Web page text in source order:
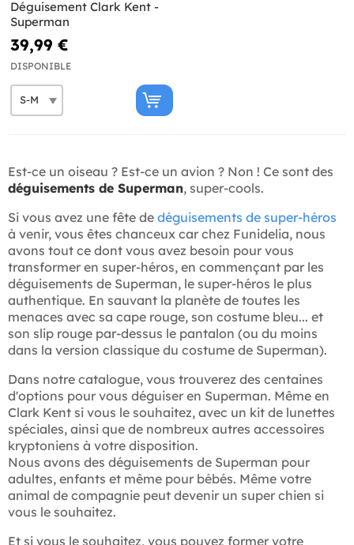
Déguisement Clark Kent -
Superman
39,99 €
DISPONIBLE
Est-ce un oiseau ? Est-ce un avion ? Non ! Ce sont des
déguisements de Superman, super-cools.
Si vous avez une fête de déguisements de super-héros
à venir, vous êtes chanceux car chez Funidelia, nous
avons tout ce dont vous avez besoin pour vous
transformer en super-héros, en commençant par les
déguisements de Superman, le super-héros le plus
authentique. En sauvant la planète de toutes les
menaces avec sa cape rouge, son costume bleu... et
son slip rouge par-dessus le pantalon (ou du moins
dans la version classique du costume de Superman).
Dans notre catalogue, vous trouverez des centaines
d'options pour vous déguiser en Superman. Même en
Clark Kent si vous le souhaitez, avec un kit de lunettes
spéciales, ainsi que de nombreux autres accessoires
kryptoniens à votre disposition.
Nous avons des déguisements de Superman pour
adultes, enfants et même pour bébés. Même votre
animal de compagnie peut devenir un super chien si
vous le souhaitez.
Et si vous le souhaitez, vous pouvez former votre